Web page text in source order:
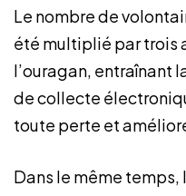
Le nombre de
été multiplié par trois
l’ouragan, entraînant
de collecte
toute perte et
Dans le même temps,